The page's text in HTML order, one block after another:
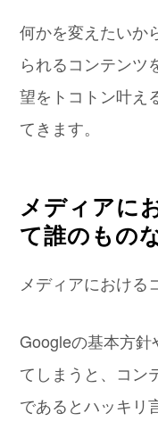
何かを変えたいか
られるコンテンツ
望をトコトン叶え
てきます。
メディアに
て誰のもの
メディアにおける
Googleの基本方
てしまうと、コン
であるとハッキリ